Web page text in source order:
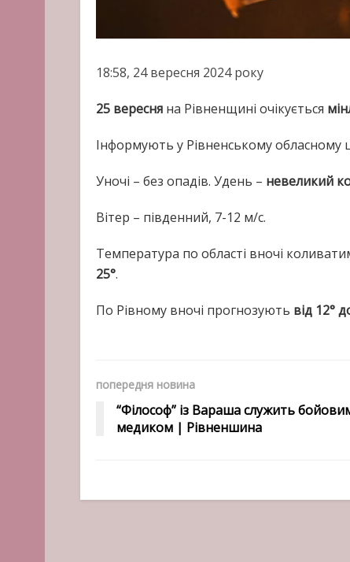
18:58, 24 вересня 2024 року
25 вересня на Рівненщині очікується
Інформують у Рівненському обласному
Уночі – без опадів. Удень – невеликий
Вітер – південний, 7-12 м/с.
Температура по області вночі
25°.
По Рівному вночі прогнозують від 12°
попередня новина
“Філософ” із Вараша служить
медиком | Рівненшина